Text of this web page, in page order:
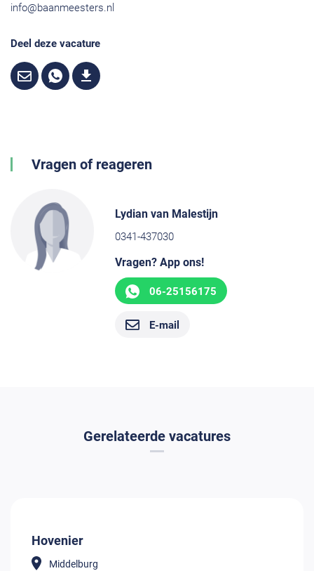
info@baanmeesters.nl
Deel deze vacature
Vragen of reageren
Lydian van Malestijn
0341-437030
Vragen? App ons!
06-25156175
E-mail
Gerelateerde vacatures
Hovenier
Middelburg